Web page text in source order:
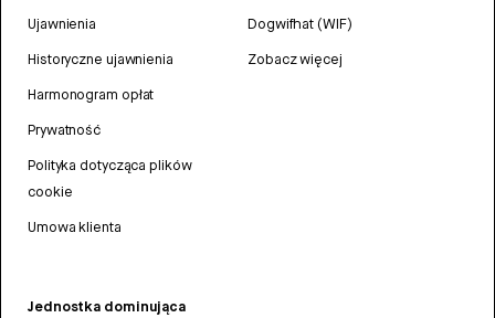
Ujawnienia
Historyczne ujawnienia
Harmonogram opłat
Prywatność
Polityka dotycząca plików
cookie
Umowa klienta
Dogwifhat (WIF)
Zobacz więcej
Jednostka dominująca